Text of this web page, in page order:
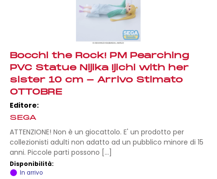
Bocchi the Rock! PM Pearching
PVC Statue Nijika Ijichi with her
sister 10 cm - Arrivo Stimato
OTTOBRE
Editore:
SEGA
ATTENZIONE! Non è un giocattolo. E' un prodotto per
collezionisti adulti non adatto ad un pubblico minore di 15
anni. Piccole parti possono [...]
Disponibilità:
In arrivo